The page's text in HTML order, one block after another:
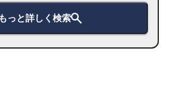
もっと詳しく検索